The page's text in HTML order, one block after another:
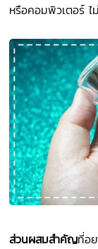
หรือคอมพิวเตอร์ ไ
ส่วนผสมสำคัญที่อ